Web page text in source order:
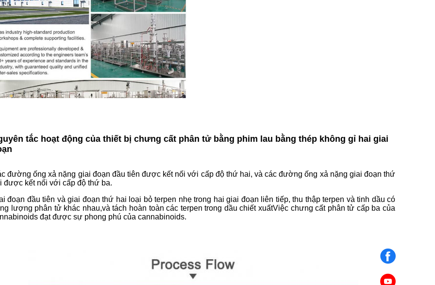
tắc hoạt động của thiết bị chưng cất phân tử bằng phim lau bằng thép không gỉ hai giai
đường ống xả nặng giai đoạn đầu tiên được kết nối với cấp độ thứ hai, và các đường ống xả nặng giai đoạn thứ
được kết nối với cấp độ thứ ba.
đoạn đầu tiên và giai đoạn thứ hai loại bỏ terpen nhẹ trong hai giai đoạn liên tiếp, thu thập terpen và tinh dầu có
lượng phân tử khác nhau,và tách hoàn toàn các terpen trong dầu chiết xuấtViệc chưng cất phân tử cấp ba của
đạt được sự phong phú của cannabinoids.